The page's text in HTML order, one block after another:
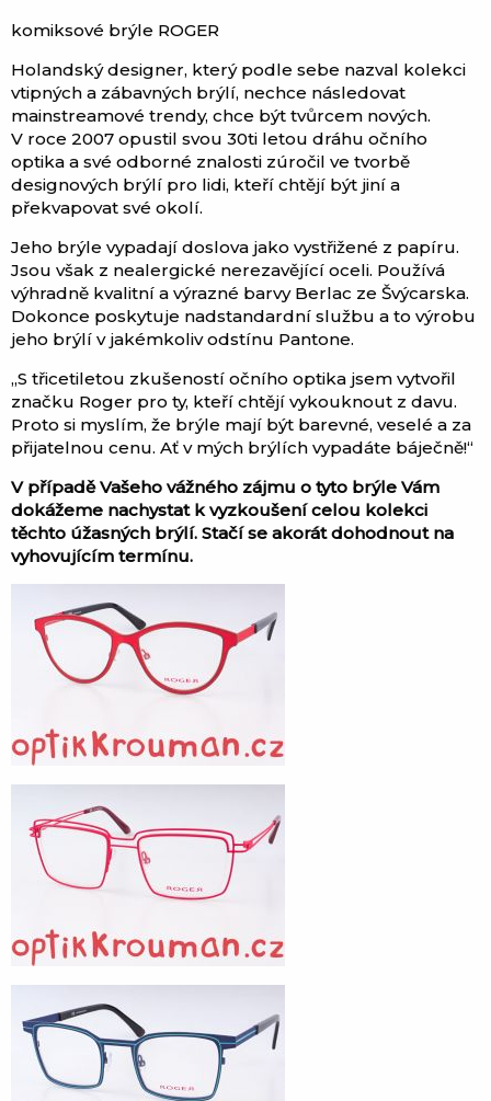
komiksové brýle ROGER
Holandský designer, který podle sebe nazval kolekci
vtipných a zábavných brýlí, nechce následovat
mainstreamové trendy, chce být tvůrcem nových.
V roce 2007 opustil svou 30ti letou dráhu očního
optika a své odborné znalosti zúročil ve tvorbě
designových brýlí pro lidi, kteří chtějí být jiní a
překvapovat své okolí.
Jeho brýle vypadají doslova jako vystřižené z papíru.
Jsou však z nealergické nerezavějící oceli. Používá
výhradně kvalitní a výrazné barvy Berlac ze Švýcarska.
Dokonce poskytuje nadstandardní službu a to výrobu
jeho brýlí v jakémkoliv odstínu Pantone.
„S třicetiletou zkušeností očního optika jsem vytvořil
značku Roger pro ty, kteří chtějí vykouknout z davu.
Proto si myslím, že brýle mají být barevné, veselé a za
přijatelnou cenu. Ať v mých brýlích vypadáte báječně!“
V případě Vašeho vážného zájmu o tyto brýle Vám
dokážeme nachystat k vyzkoušení celou kolekci
těchto úžasných brýlí. Stačí se akorát dohodnout na
vyhovujícím termínu.